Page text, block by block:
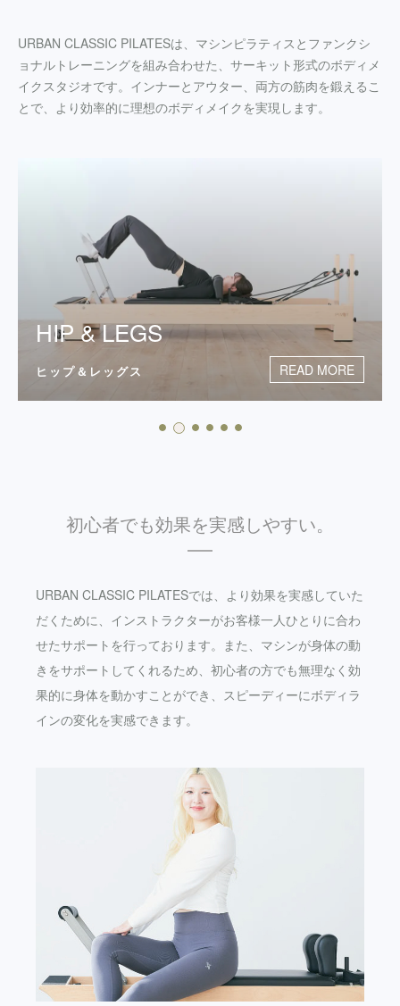
URBAN CLASSIC PILATESは、マシンピラティスとファンクシ
ョナルトレーニングを組み合わせた、サーキット形式のボディメ
イクスタジオです。インナーとアウター、両方の筋肉を鍛えるこ
とで、より効率的に理想のボディメイクを実現します。
HIP & LEGS
ヒップ＆レッグス READ MORE
初心者でも効果を実感しやすい。
URBAN CLASSIC PILATESでは、より効果を実感していた
だくために、インストラクターがお客様一人ひとりに合わ
せたサポートを行っております。また、マシンが身体の動
きをサポートしてくれるため、初心者の方でも無理なく効
果的に身体を動かすことができ、スピーディーにボディラ
インの変化を実感できます。